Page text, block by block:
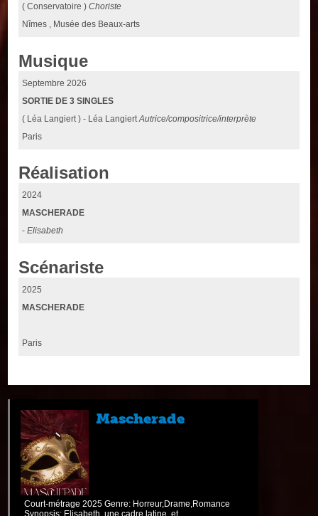
( Conservatoire )Choriste
Nîmes , Musée des Beaux-arts
Musique
Septembre 2026
SORTIE DE 3 SINGLES
( Léa Langiert ) - Léa LangiertAutrice/compositrice/interprète
Paris
Réalisation
2024
MASCHERADE
-Elisabeth
Scénariste
2025
MASCHERADE
Paris
Mascherade
Court-métrage 2025 Genre: Horreur,Drame,Romance